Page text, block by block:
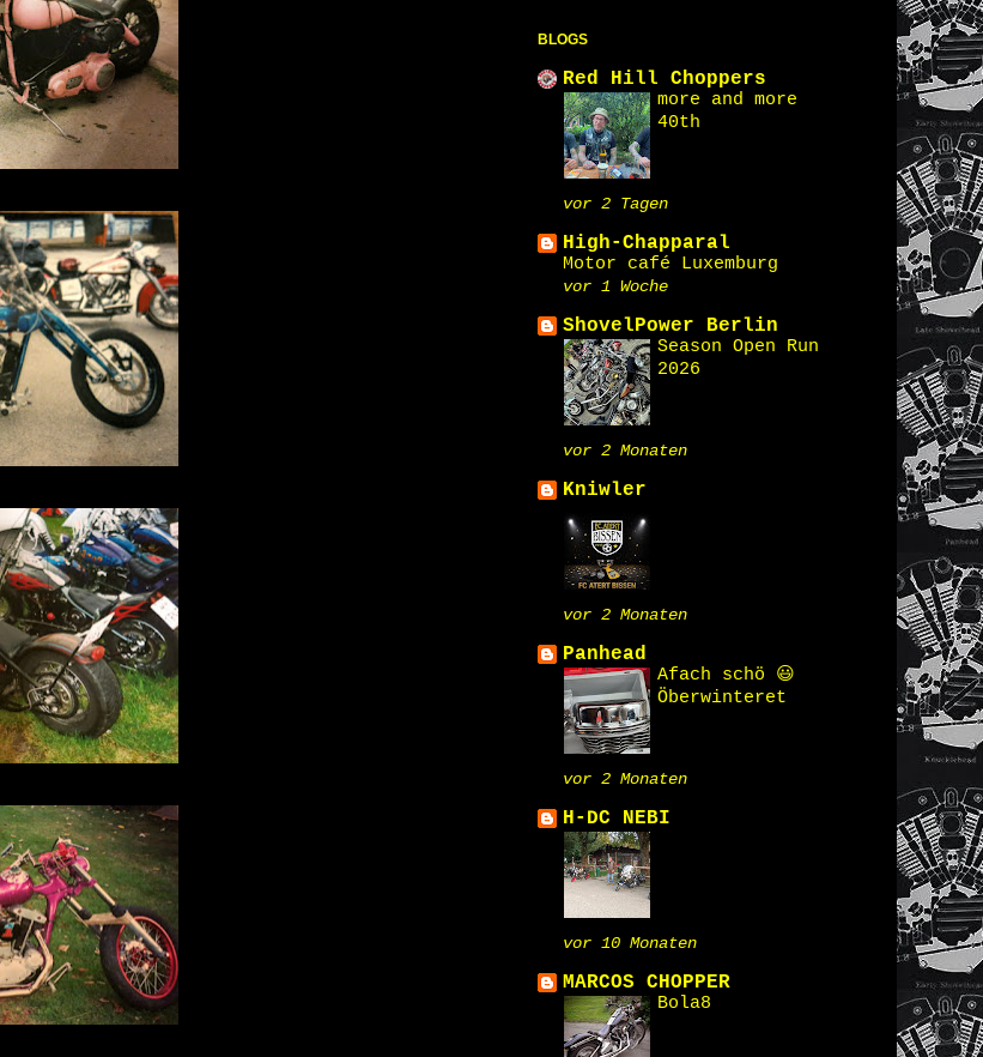
BLOGS
Red Hill Choppers
more and more
40th
vor 2 Tagen
High-Chapparal
Motor café Luxemburg
vor 1 Woche
ShovelPower Berlin
Season Open Run
2026
vor 2 Monaten
Kniwler
vor 2 Monaten
Panhead
Afach schö 😃
Öberwinteret
vor 2 Monaten
H-DC NEBI
vor 10 Monaten
MARCOS CHOPPER
Bola8